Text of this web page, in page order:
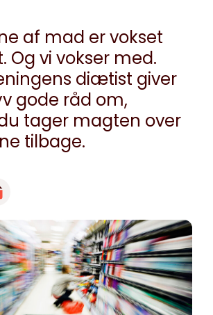
af mad er vokset
Og vi vokser med.
diætist giver
gode råd om,
tager magten over
tilbage.